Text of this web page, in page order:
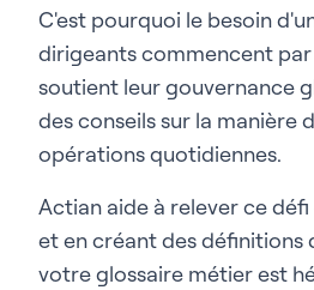
C'est pourquoi le besoin
dirigeants commencent
soutient leur gouvernance
des conseils sur la manière
opérations quotidiennes.
Actian aide à relever ce
et en créant des définitions
votre glossaire métier est